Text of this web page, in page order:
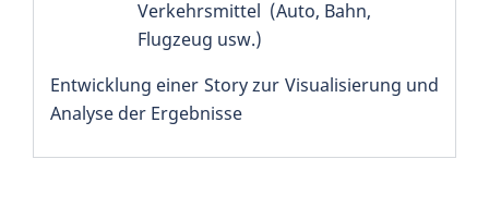
Verkehrsmittel (Auto, Bahn,
Flugzeug usw.)
Entwicklung einer Story zur Visualisierung und
Analyse der Ergebnisse